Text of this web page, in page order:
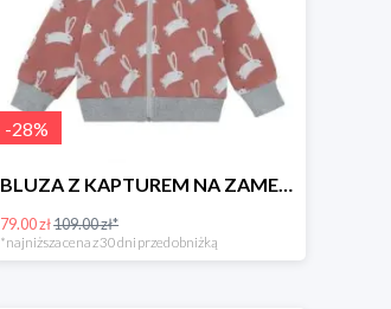
-28%
BLUZA Z KAPTUREM NA ZAMEK W ZAJĄCE, BRUDNY RÓŻ
79.00 zł109.00 zł*
*najniższa cena z 30 dni przed obniżką